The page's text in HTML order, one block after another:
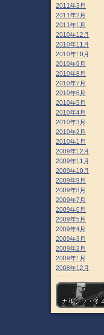
2011年3月
2011年2月
2011年1月
2010年12月
2010年11月
2010年10月
2010年9月
2010年8月
2010年7月
2010年6月
2010年5月
2010年4月
2010年3月
2010年2月
2010年1月
2009年12月
2009年11月
2009年10月
2009年9月
2009年8月
2009年7月
2009年6月
2009年5月
2009年4月
2009年3月
2009年2月
2009年1月
2008年12月